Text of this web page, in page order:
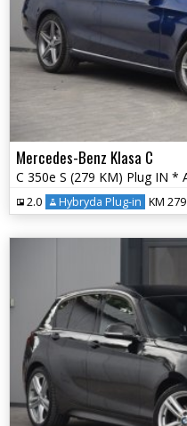
Mercedes-Benz Klasa C
2.0 Hybryda Plug-in KM 279